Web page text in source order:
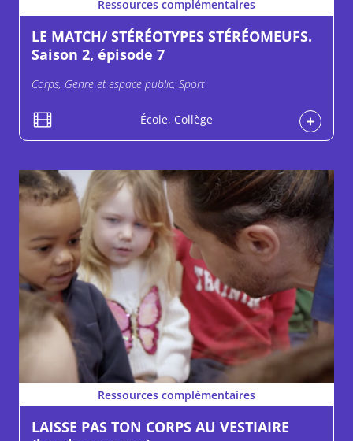
Ressources complémentaires
LE MATCH/ STÉRÉOTYPES STÉRÉOMEUFS.
Saison 2, épisode 7
Corps, Genre et espace public, Sport
École, Collège
Ressources complémentaires
LAISSE PAS TON CORPS AU VESTIAIRE